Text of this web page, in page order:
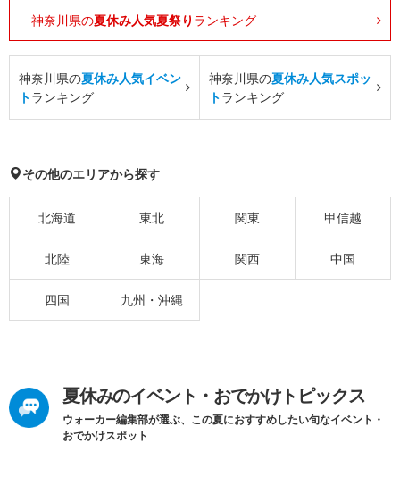
神奈川県の夏休み人気夏祭り ランキング
神奈川県の夏休み人気イベン
トランキング
神奈川県の夏休み人気スポッ
トランキング
その他のエリアから探す
北海道 東北 関東 甲信越
北陸 東海 関西 中国
四国 九州・沖縄
夏休みのイベント・おでかけトピックス
ウォーカー編集部が選ぶ、この夏におすすめしたい旬なイベント・
おでかけスポット